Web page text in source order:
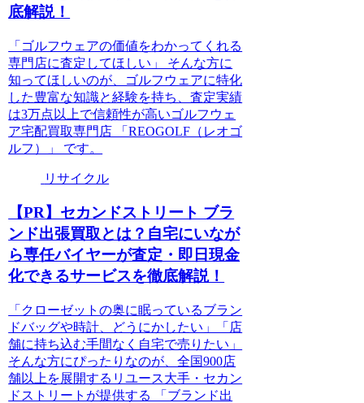
底解説！
「ゴルフウェアの価値をわかってくれる
専門店に査定してほしい」 そんな方に
知ってほしいのが、ゴルフウェアに特化
した豊富な知識と経験を持ち、査定実績
は3万点以上で信頼性が高いゴルフウェ
ア宅配買取専門店 「REOGOLF（レオゴ
ルフ）」 です。
リサイクル
【PR】セカンドストリート ブラ
ンド出張買取とは？自宅にいなが
ら専任バイヤーが査定・即日現金
化できるサービスを徹底解説！
「クローゼットの奥に眠っているブラン
ドバッグや時計、どうにかしたい」「店
舗に持ち込む手間なく自宅で売りたい」
そんな方にぴったりなのが、全国900店
舗以上を展開するリユース大手・セカン
ドストリートが提供する 「ブランド出